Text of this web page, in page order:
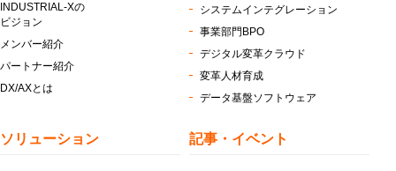
INDUSTRIAL-Xの
ビジョン
メンバー紹介
パートナー紹介
DX/AXとは
システムインテグレーション
事業部門BPO
デジタル変革クラウド
変革人材育成
データ基盤ソフトウェア
ソリューション 記事・イベント